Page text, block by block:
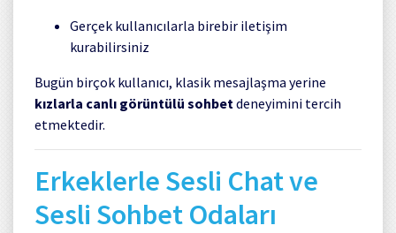
Gerçek kullanıcılarla birebir iletişim
kurabilirsiniz
Bugün birçok kullanıcı, klasik mesajlaşma yerine
kızlarla canlı görüntülü sohbet deneyimini tercih
etmektedir.
Erkeklerle Sesli Chat ve
Sesli Sohbet Odaları